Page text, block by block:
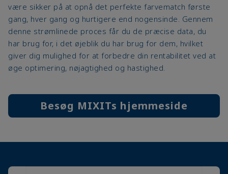
være sikker på at opnå det perfekte farvematch første
gang, hver gang og hurtigere end nogensinde. Gennem
denne strømlinede proces får du de præcise data, du
har brug for, i det øjeblik du har brug for dem, hvilket
giver dig mulighed for at forbedre din rentabilitet ved at
øge optimering, nøjagtighed og hastighed.
Besøg MIXITs hjemmeside